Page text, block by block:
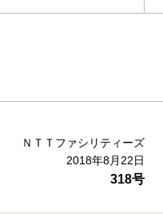
ＮＴＴファシリティーズ
2018年8月22日
318号